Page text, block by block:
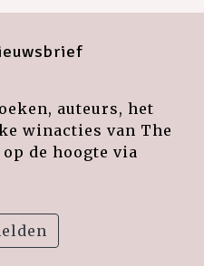
auteurs, het
winacties van The
de hoogte via